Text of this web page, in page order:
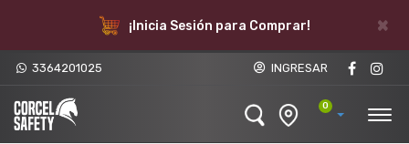
×
¡Inicia Sesión para Comprar!
3364201025 INGRESAR
0